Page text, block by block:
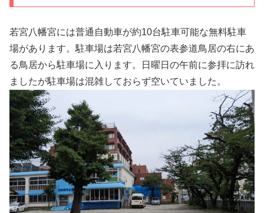
若宮八幡宮には普通自動車が約10台駐車可能な無料駐車
場があります。駐車場は若宮八幡宮の表参道鳥居の右にあ
る鳥居から駐車場に入ります。日曜日の午前に参拝に訪れ
ましたが駐車場は混雑しておらず空いていました。